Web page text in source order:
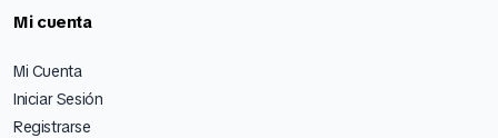
Mi cuenta
Mi Cuenta
Iniciar Sesión
Registrarse